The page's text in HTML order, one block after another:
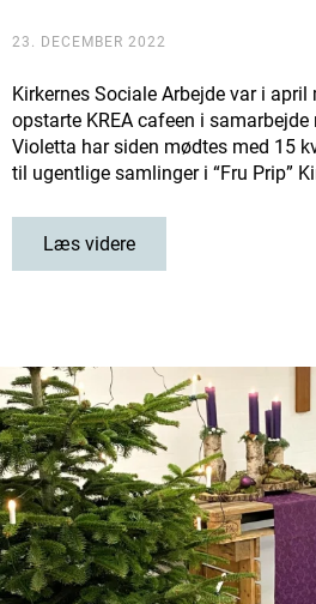
23. DECEMBER 2022
Kirkernes Sociale Arbejde var i april
opstarte KREA cafeen i samarbejde
Violetta har siden mødtes med 15
til ugentlige samlinger i “Fru Prip”
Læs videre